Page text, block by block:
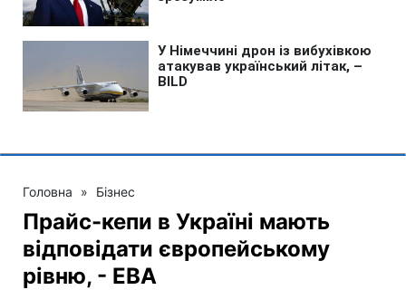
Головна » Бізнес
Прайс-кепи в Україні мають
відповідати європейському
рівню, - ЕВА